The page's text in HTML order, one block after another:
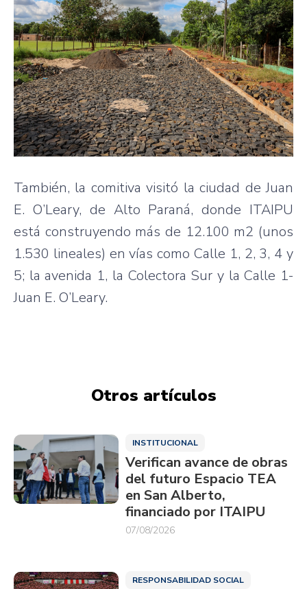
También, la comitiva visitó la ciudad de Juan
E. O’Leary, de Alto Paraná, donde ITAIPU
está construyendo más de 12.100 m2 (unos
1.530 lineales) en vías como Calle 1, 2, 3, 4 y
5; la avenida 1, la Colectora Sur y la Calle 1-
Juan E. O’Leary.
Otros artículos
INSTITUCIONAL
Verifican avance de obras
del futuro Espacio TEA
en San Alberto,
financiado por ITAIPU
07/08/2026
RESPONSABILIDAD SOCIAL